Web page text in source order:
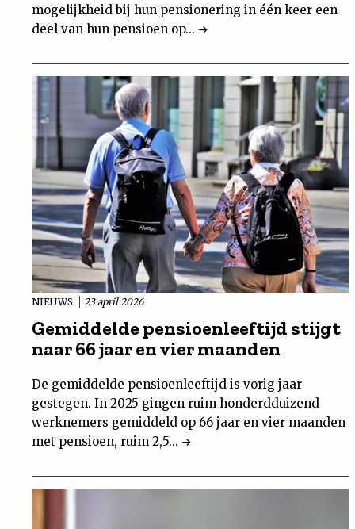
mogelijkheid bij hun pensionering in één keer een
deel van hun pensioen op...
NIEUWS 23 april 2026
Gemiddelde pensioenleeftijd stijgt
naar 66 jaar en vier maanden
De gemiddelde pensioenleeftijd is vorig jaar
gestegen. In 2025 gingen ruim honderdduizend
werknemers gemiddeld op 66 jaar en vier maanden
met pensioen, ruim 2,5...